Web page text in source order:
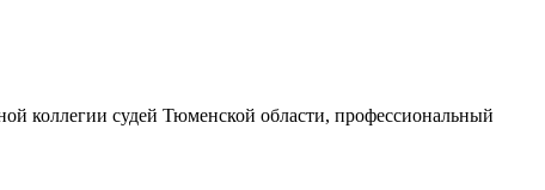
коллегии судей Тюменской области, профессиональный